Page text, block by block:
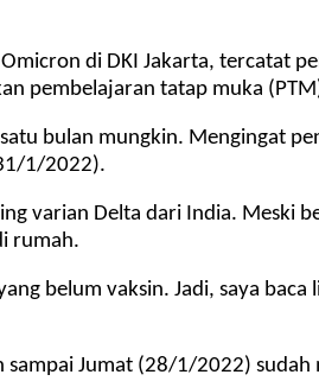
di DKI Jakarta, tercatat
pembelajaran tatap muka
bulan mungkin. Mengingat
1/2022).
varian Delta dari India. Meski
rumah.
belum vaksin. Jadi, saya baca
Jumat (28/1/2022)